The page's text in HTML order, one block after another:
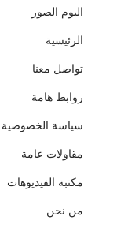
البوم الصور
الرئيسية
تواصل معنا
روابط هامة
سياسة الخصوصية
مقاولات عامة
مكتبة الفيديوهات
من نحن